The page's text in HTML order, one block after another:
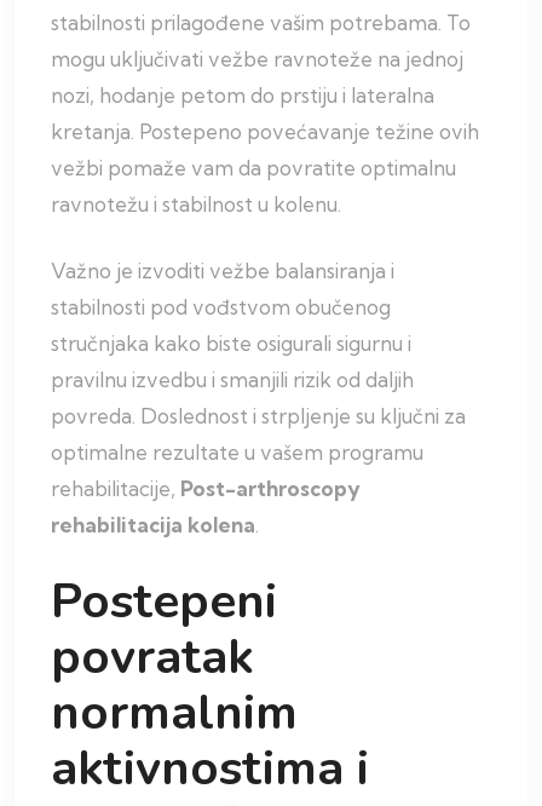
stabilnosti prilagođene vašim potrebama. To
mogu uključivati vežbe ravnoteže na jednoj
nozi, hodanje petom do prstiju i lateralna
kretanja. Postepeno povećavanje težine ovih
vežbi pomaže vam da povratite optimalnu
ravnotežu i stabilnost u kolenu.
Važno je izvoditi vežbe balansiranja i
stabilnosti pod vođstvom obučenog
stručnjaka kako biste osigurali sigurnu i
pravilnu izvedbu i smanjili rizik od daljih
povreda. Doslednost i strpljenje su ključni za
optimalne rezultate u vašem programu
rehabilitacije, Post-arthroscopy
rehabilitacija kolena
Postepeni
povratak
normalnim
aktivnostima i